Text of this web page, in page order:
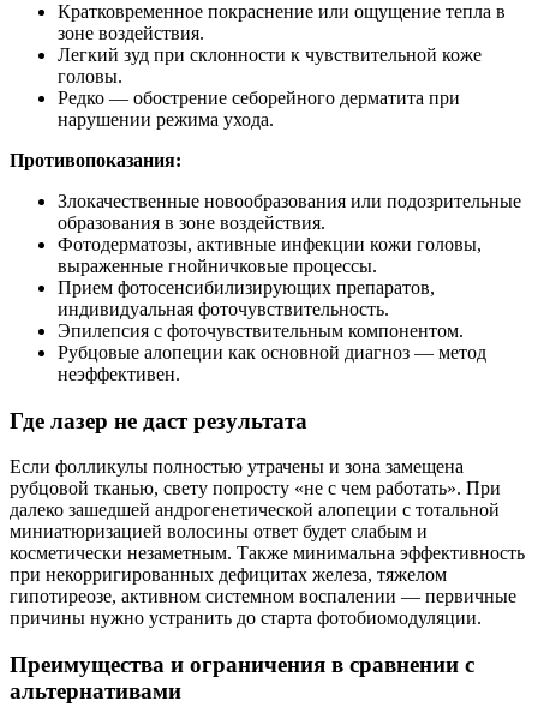
Кратковременное покраснение или ощущение тепла в
зоне воздействия.
Легкий зуд при склонности к чувствительной коже
головы.
Редко — обострение себорейного дерматита при
нарушении режима ухода.
Противопоказания:
Злокачественные новообразования или подозрительные
образования в зоне воздействия.
Фотодерматозы, активные инфекции кожи головы,
выраженные гнойничковые процессы.
Прием фотосенсибилизирующих препаратов,
индивидуальная фоточувствительность.
Эпилепсия с фоточувствительным компонентом.
Рубцовые алопеции как основной диагноз — метод
неэффективен.
Где лазер не даст результата
Если фолликулы полностью утрачены и зона замещена
рубцовой тканью, свету попросту «не с чем работать». При
далеко зашедшей андрогенетической алопеции с тотальной
миниатюризацией волосины ответ будет слабым и
косметически незаметным. Также минимальна эффективность
при некорригированных дефицитах железа, тяжелом
гипотиреозе, активном системном воспалении — первичные
причины нужно устранить до старта фотобиомодуляции.
Преимущества и ограничения в сравнении с
альтернативами